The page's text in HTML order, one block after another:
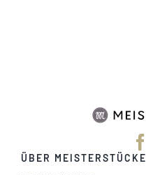
ÜBER MEISTERSTÜCKE